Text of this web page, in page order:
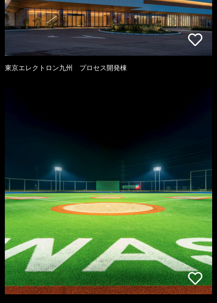
東京エレクトロン九州 プロセス開発棟